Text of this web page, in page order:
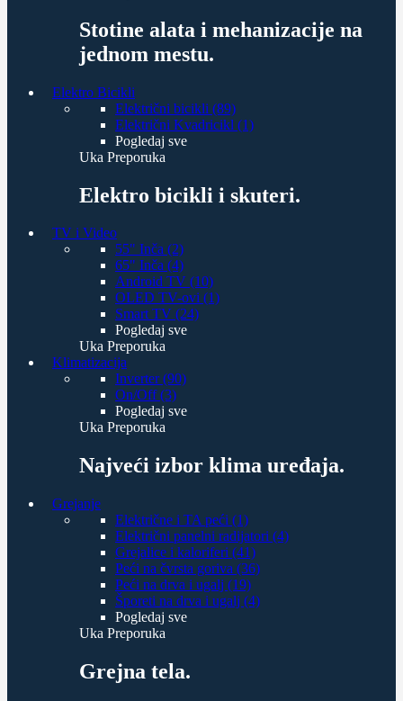
Stotine alata i mehanizacije na
jednom mestu.
Elektro Bicikli
Električni bicikli (89)
Električni Kvadricikl (1)
Pogledaj sve
Uka Preporuka
Elektro bicikli i skuteri.
TV i Video
55" Inča (2)
65" Inča (4)
Android TV (10)
OLED TV-ovi (1)
Smart TV (24)
Pogledaj sve
Uka Preporuka
Klimatizacija
Inverter (90)
On/Off (3)
Pogledaj sve
Uka Preporuka
Najveći izbor klima uređaja.
Grejanje
Električne i TA peći (1)
Električni panelni radijatori (4)
Grejalice i kaloriferi (41)
Peći na čvrsta goriva (36)
Peći na drva i ugalj (19)
Šporeti na drva i ugalj (4)
Pogledaj sve
Uka Preporuka
Grejna tela.